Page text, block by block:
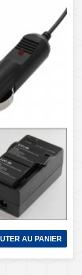
AU PANIER